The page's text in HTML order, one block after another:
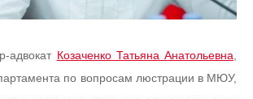
адвокат Козаченко Татьяна Анатольевна,
по вопросам люстрации в МЮУ,